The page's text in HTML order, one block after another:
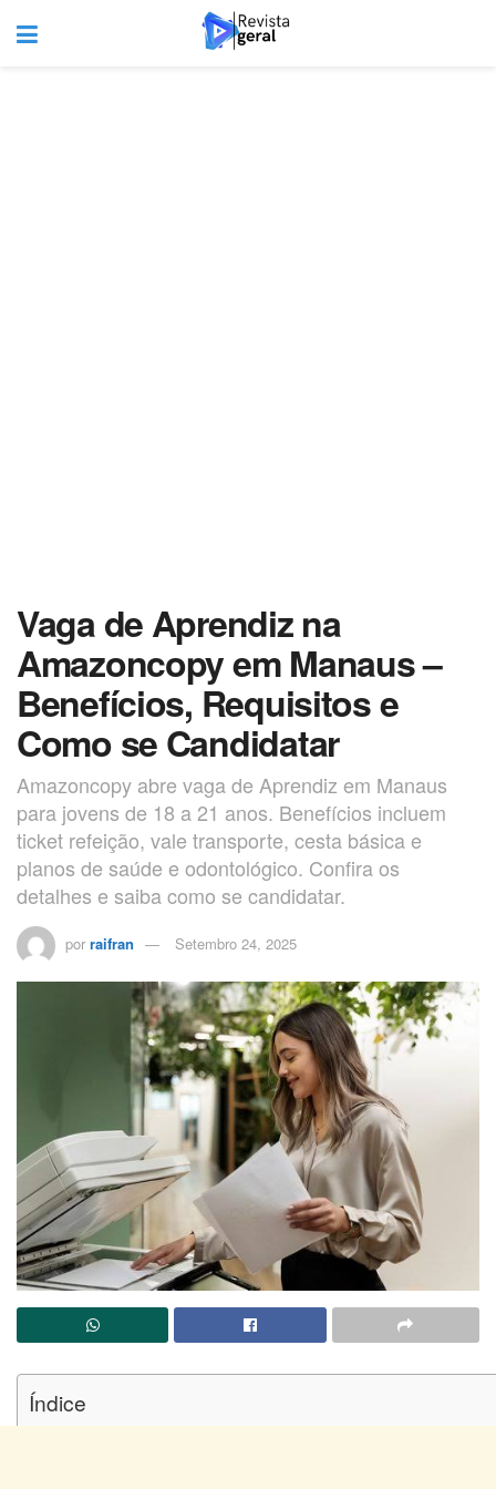
Vaga de Aprendiz na
Amazoncopy em Manaus –
Benefícios, Requisitos e
Como se Candidatar
Amazoncopy abre vaga de Aprendiz em Manaus
para jovens de 18 a 21 anos. Benefícios incluem
ticket refeição, vale transporte, cesta básica e
planos de saúde e odontológico. Confira os
detalhes e saiba como se candidatar.
por raifran Setembro 24, 2025
Índice